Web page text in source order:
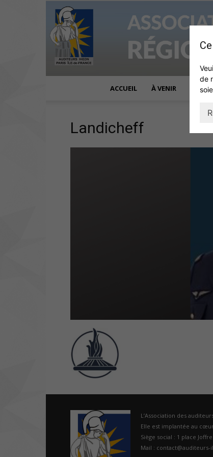
ACCUEIL À VENIR
Landicheff
L’Association des
Elle est implantée au
Siège social : 1 place
Mail :
de